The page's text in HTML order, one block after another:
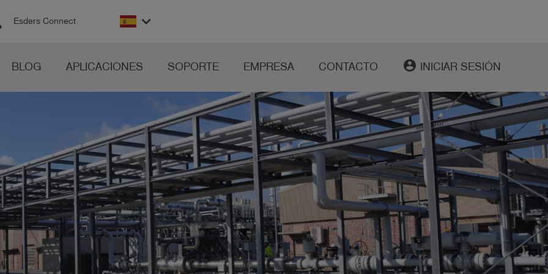
Esders Connect keyboard_arrow_down
BLOG APLICACIONES SOPORTE EMPRESA CONTACTO account_circle INICIAR SESIÓN